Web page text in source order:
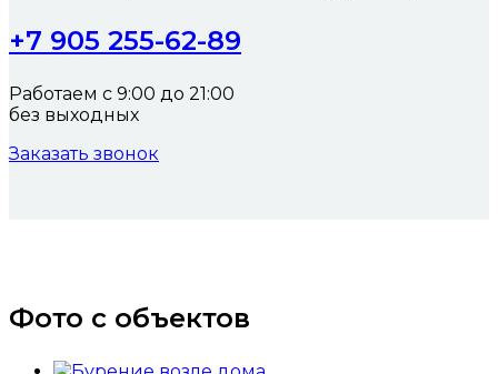
+7 905 255-62-89
Работаем с 9:00 до 21:00
без выходных
Заказать звонок
Фото с объектов